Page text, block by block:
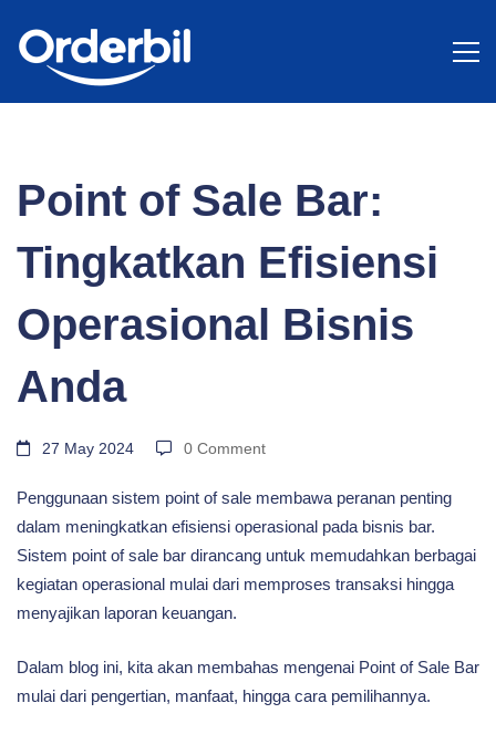
Point
of
Sale
Bar:
Tingkatkan
Efisiensi
Operasional
Bisnis
Point of Sale Bar:
Tingkatkan Efisiensi
Operasional Bisnis
Anda
27 May 2024 0 Comment
Penggunaan sistem point of sale membawa peranan penting
dalam meningkatkan efisiensi operasional pada bisnis bar.
Sistem point of sale bar dirancang untuk memudahkan berbagai
kegiatan operasional mulai dari memproses transaksi hingga
menyajikan laporan keuangan.
Dalam blog ini, kita akan membahas mengenai Point of Sale Bar
mulai dari pengertian, manfaat, hingga cara pemilihannya.